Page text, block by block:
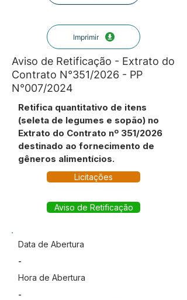
Imprimir
Aviso de Retificação - Extrato do
Contrato N°351/2026 - PP
N°007/2024
Retifica quantitativo de itens
(seleta de legumes e sopão) no
Extrato do Contrato nº 351/2026
destinado ao fornecimento de
gêneros alimentícios.
Licitações
Aviso de Retificação
Data de Abertura
-
Hora de Abertura
-